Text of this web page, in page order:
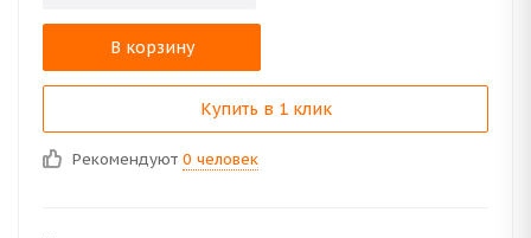
В корзину
Купить в 1 клик
Рекомендуют 0 человек